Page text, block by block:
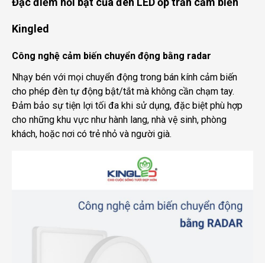
Kingled
Công nghệ cảm biến chuyển động bằng radar
Nhạy bén với mọi chuyển động trong bán kính cảm biến
cho phép đèn tự động bật/tắt mà không cần chạm tay.
Đảm bảo sự tiện lợi tối đa khi sử dụng, đặc biệt phù hợp
cho những khu vực như hành lang, nhà vệ sinh, phòng
khách, hoặc nơi có trẻ nhỏ và người già.